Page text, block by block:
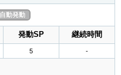
自動発動
発動SP 継続時間
5 -